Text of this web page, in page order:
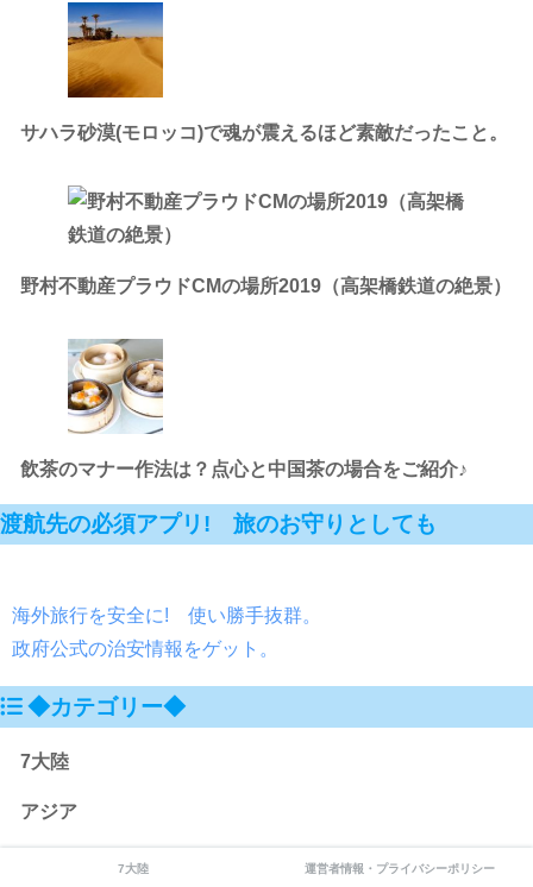
サハラ砂漠(モロッコ)で魂が震えるほど素敵だったこと。
野村不動産プラウドCMの場所2019（高架橋鉄道の絶景）
飲茶のマナー作法は？点心と中国茶の場合をご紹介♪
渡航先の必須アプリ! 旅のお守りとしても
海外旅行を安全に! 使い勝手抜群。
政府公式の治安情報をゲット。
◆カテゴリー◆
7大陸
アジア
シンガポール
7大陸 運営者情報・プライバシーポリシー